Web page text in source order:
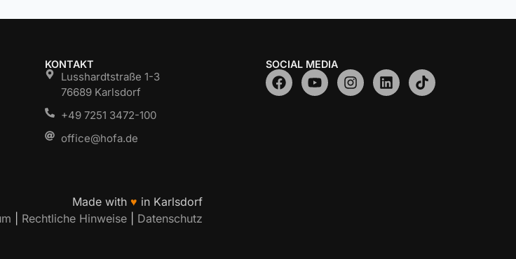
KONTAKT
Lusshardtstraße 1-3
76689 Karlsdorf
+49 7251 3472-100
office@hofa.de
SOCIAL MEDIA
Made with ♥ in Karlsdorf
Rechtliche Hinweise Datenschutz